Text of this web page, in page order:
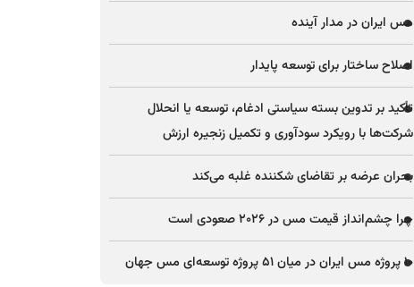
مس ایران در مدار آینده
اصلاح ساختار برای توسعه پایدار
تأکید بر تدوین بسته سیاستی ادغام، توسعه یا انحلال
شرکت‌ها با رویکرد سودآوری و تکمیل زنجیره ارزش
بحران عرضه بر تقاضای شکننده غلبه می‌کند
چرا چشم‌انداز قیمت مس در ۲۰۲۶ صعودی است
۱۰ پروژه مس ایران در میان ۵۱ پروژه توسعه‌ای مس جهان